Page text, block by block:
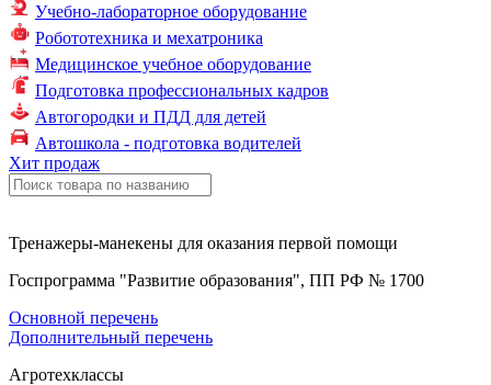
Учебно-лабораторное оборудование
Робототехника и мехатроника
Медицинское учебное оборудование
Подготовка профессиональных кадров
Автогородки и ПДД для детей
Автошкола - подготовка водителей
Хит продаж
Тренажеры-манекены для оказания первой помощи
Госпрограмма "Развитие образования", ПП РФ № 1700
Основной перечень
Дополнительный перечень
Агротехклассы